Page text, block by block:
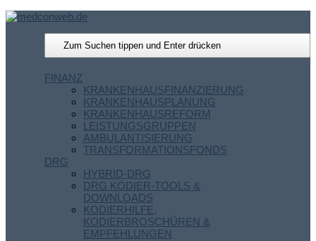
FINANZ
KRANKENHAUSFINANZIERUNG
KRANKENHAUSPLANUNG
KRANKENHAUSREFORM
LEISTUNGSGRUPPEN
AMBULANTISIERUNG
TRANSFORMATIONSFONDS
DRG
HYBRID-DRG
DRG KODIER-TOOLS &
DOWNLOADS
KODIERHILFE,
KODIERBROSCHÜREN &
EMPFEHLUNGEN